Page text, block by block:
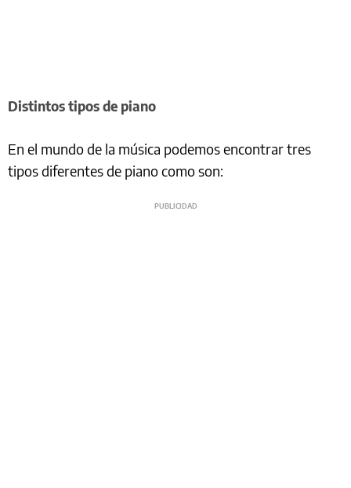
Distintos tipos de piano
En el mundo de la música podemos encontrar tres
tipos diferentes de piano como son: